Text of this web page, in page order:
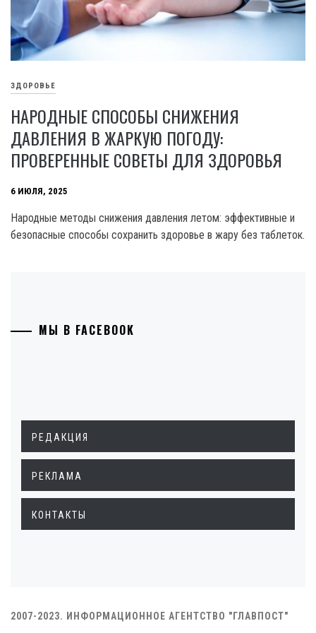
ЗДОРОВЬЕ
НАРОДНЫЕ СПОСОБЫ СНИЖЕНИЯ
ДАВЛЕНИЯ В ЖАРКУЮ ПОГОДУ:
ПРОВЕРЕННЫЕ СОВЕТЫ ДЛЯ ЗДОРОВЬЯ
6 ИЮЛЯ, 2025
Народные методы снижения давления летом: эффективные и
безопасные способы сохранить здоровье в жару без таблеток.
МЫ В FACEBOOK
РЕДАКЦИЯ
РЕКЛАМА
КОНТАКТЫ
2007-2023. ИНФОРМАЦИОННОЕ АГЕНТСТВО "ГЛАВПОСТ"